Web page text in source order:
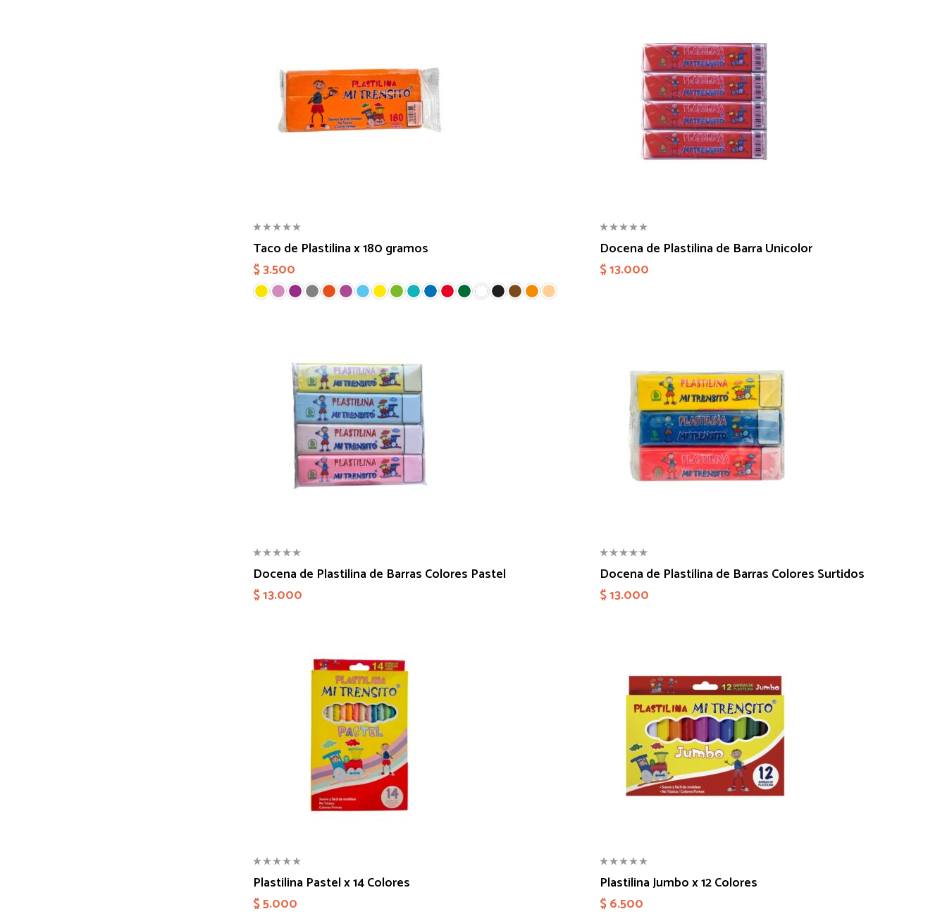
Taco de Plastilina x 180 gramos
$3.500
Docena de Plastilina de Barra Unicolor
$13.000
Docena de Plastilina de Barras Colores Pastel
$13.000
Docena de Plastilina de Barras Colores Surtidos
$13.000
Plastilina Pastel x 14 Colores
$5.000
Plastilina Jumbo x 12 Colores
$6.500